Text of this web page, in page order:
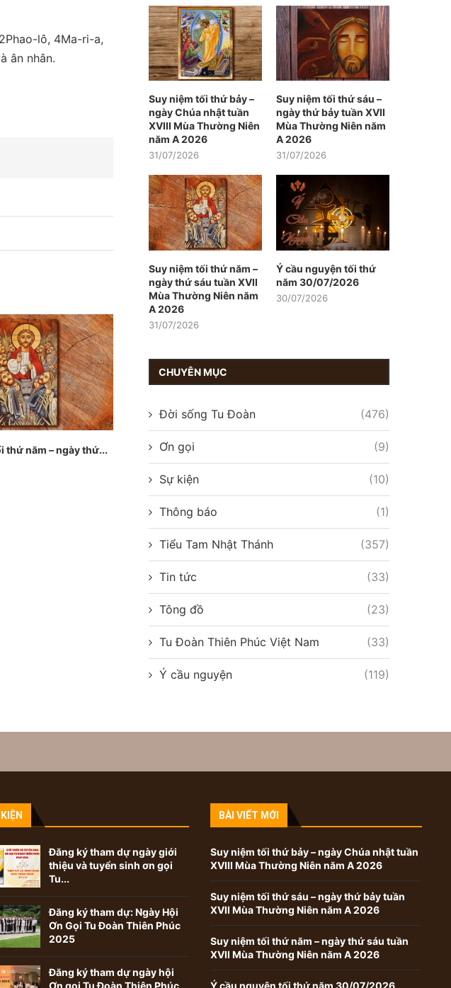
lô, 4Ma-ri-a,
ân nhân.
thứ năm – ngày thứ...
Suy niệm tối thứ bảy –
ngày Chúa nhật tuần
XVIII Mùa Thường Niên
năm A 2026
31/07/2026
Suy niệm tối thứ sáu –
ngày thứ bảy tuần XVII
Mùa Thường Niên năm
A 2026
31/07/2026
Suy niệm tối thứ năm –
ngày thứ sáu tuần XVII
Mùa Thường Niên năm
A 2026
31/07/2026
Ý cầu nguyện tối thứ
năm 30/07/2026
30/07/2026
CHUYÊN MỤC
Đời sống Tu Đoàn (476)
Ơn gọi (9)
Sự kiện (10)
Thông báo (1)
Tiểu Tam Nhật Thánh (357)
Tin tức (33)
Tông đồ (23)
Tu Đoàn Thiên Phúc Việt Nam (33)
Ý cầu nguyện (119)
Đăng ký tham dự ngày giới
thiệu và tuyển sinh ơn gọi
Tu...
Đăng ký tham dự: Ngày Hội
Ơn Gọi Tu Đoàn Thiên Phúc
2025
Đăng ký tham dự ngày hội
Ơn gọi Tu Đoàn Thiên Phúc
BÀI VIẾT MỚI
Suy niệm tối thứ bảy – ngày Chúa nhật tuần
XVIII Mùa Thường Niên năm A 2026
Suy niệm tối thứ sáu – ngày thứ bảy tuần
XVII Mùa Thường Niên năm A 2026
Suy niệm tối thứ năm – ngày thứ sáu tuần
XVII Mùa Thường Niên năm A 2026
Ý cầu nguyện tối thứ năm 30/07/2026